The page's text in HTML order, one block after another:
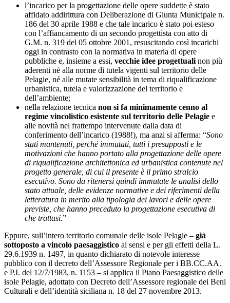
l’incarico per la progettazione delle opere suddette è stato
affidato addirittura con Deliberazione di Giunta Municipale n.
186 del 30 aprile 1988 e che tale incarico è stato poi esteso
con l’affiancamento di un secondo progettista con atto di
G.M. n. 319 del 05 ottobre 2001, resuscitando così incarichi
oggi in contrasto con la normativa in materia di opere
pubbliche e, insieme a essi, vecchie idee progettuali non più
aderenti né alla norme di tutela vigenti sul territorio delle
Pelagie, né alle mutate sensibilità in tema di riqualificazione
urbanistica, tutela e valorizzazione del territorio e
dell’ambiente;
nella relazione tecnica non si fa minimamente cenno al
regime vincolistico esistente sul territorio delle Pelagie e
alle novità nel frattempo intervenute dalla data di
conferimento dell’incarico (1988!), ma anzi si afferma: “Sono
stati mantenuti, perché immutati, tutti i presupposti e le
motivazioni che hanno portato alla progettazione delle opere
di riqualificazione architettonica ed urbanistica contenute nel
progetto generale, di cui il presente è il primo stralcio
esecutivo. Sono da ritenersi quindi immutate le analisi dello
stato attuale, delle evidenze normative e dei riferimenti della
letteratura in merito alla tipologia dei lavori e delle opere
previste, che hanno preceduto la progettazione esecutiva di
che trattasi.”
Eppure, sull’intero territorio comunale delle isole Pelagie – già
sottoposto a vincolo paesaggistico ai sensi e per gli effetti della L.
29.6.1939 n. 1497, in quanto dichiarato di notevole interesse
pubblico con il decreto dell’Assessore Regionale per i BB.CC.AA.
e P.I. del 12/7/1983, n. 1153 – si applica il Piano Paesaggistico delle
isole Pelagie, adottato con Decreto dell’Assessore regionale dei Beni
Culturali e dell’identità siciliana n. 18 del 27 novembre 2013.